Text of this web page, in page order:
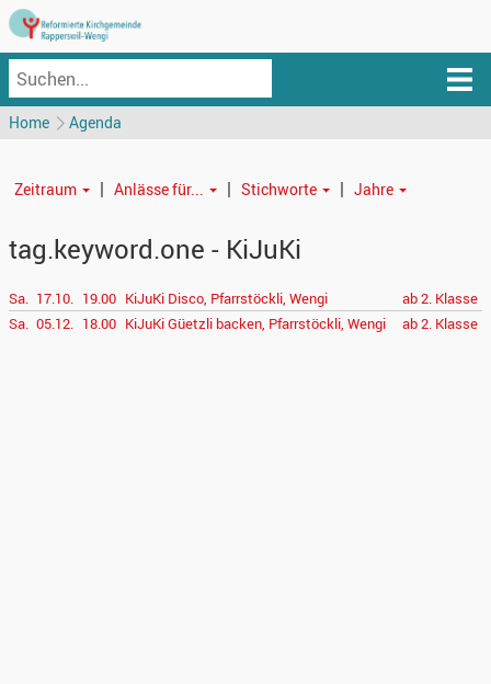
Home Agenda
Zeitraum | Anlässe für... | Stichworte | Jahre
tag.keyword.one - KiJuKi
Sa. 17.10. 19.00 KiJuKi Disco, Pfarrstöckli, Wengi
ab 2. Klasse
Sa. 05.12. 18.00 KiJuKi Güetzli backen, Pfarrstöckli, Wengi ab 2. Klasse